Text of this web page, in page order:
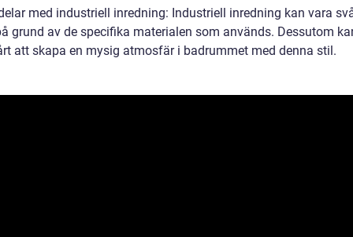
med industriell inredning: Industriell inredning kan vara
grund av de specifika materialen som används. Dessutom
att skapa en mysig atmosfär i badrummet med denna stil.